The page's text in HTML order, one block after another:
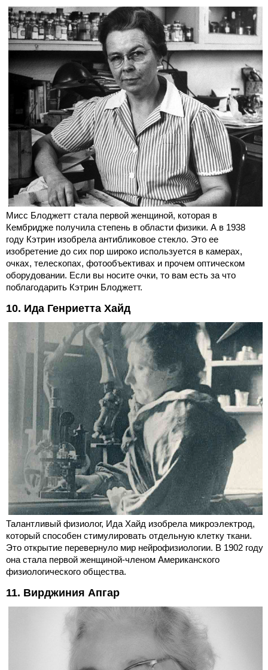
Мисс Блоджетт стала первой женщиной, которая в
Кембридже получила степень в области физики. А в 1938
году Кэтрин изобрела антибликовое стекло. Это ее
изобретение до сих пор широко используется в камерах,
очках, телескопах, фотообъективах и прочем оптическом
оборудовании. Если вы носите очки, то вам есть за что
поблагодарить Кэтрин Блоджетт.
10. Ида Генриетта Хайд
Талантливый физиолог, Ида Хайд изобрела микроэлектрод,
который способен стимулировать отдельную клетку ткани.
Это открытие перевернуло мир нейрофизиологии. В 1902 году
она стала первой женщиной-членом Американского
физиологического общества.
11. Вирджиния Апгар